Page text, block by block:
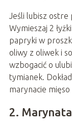
Jeśli lubisz ostre
Wymieszaj 2
papryki w
oliwy z oliwek i
wzbogacić o
tymianek.
marynacie
2.